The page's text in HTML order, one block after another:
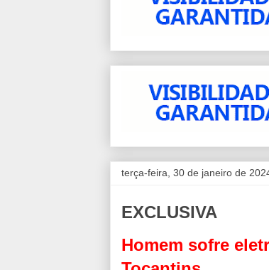
terça-feira, 30 de janeiro de
EXCLUSIVA
Homem sofre